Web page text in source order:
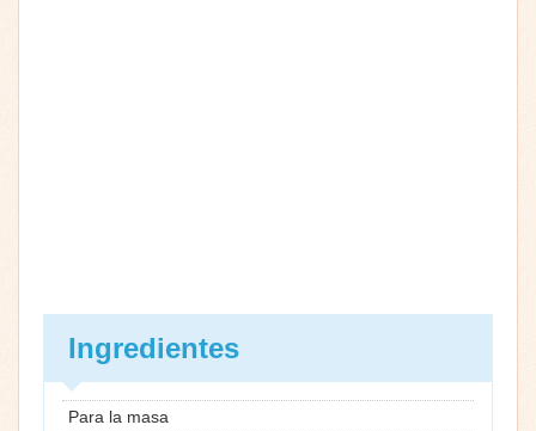
Ingredientes
Para la masa